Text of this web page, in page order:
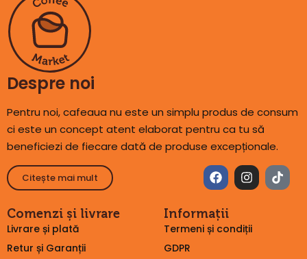
Despre noi
Pentru noi, cafeaua nu este un simplu produs de consum
ci este un concept atent elaborat pentru ca tu să
beneficiezi de fiecare dată de produse excepționale.
Citește mai mult
Comenzi și livrare
Livrare și plată
Retur și Garanții
Informații
Termeni și condiții
GDPR